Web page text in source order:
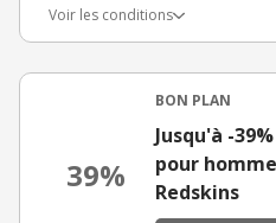
Voir les conditions
39%
BON PLAN
Jusqu'à -
pour
Redskins